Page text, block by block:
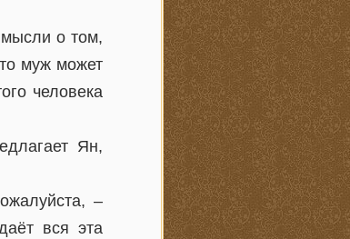
о том,
муж может
человека
Ян,
–
вся эта